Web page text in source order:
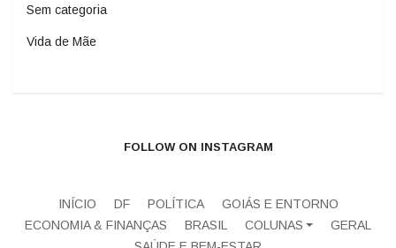
Sem categoria
Vida de Mãe
FOLLOW ON INSTAGRAM
INÍCIO DF POLÍTICA
GOIÁS E ENTORNO
ECONOMIA & FINANÇAS
BRASIL COLUNAS
GERAL